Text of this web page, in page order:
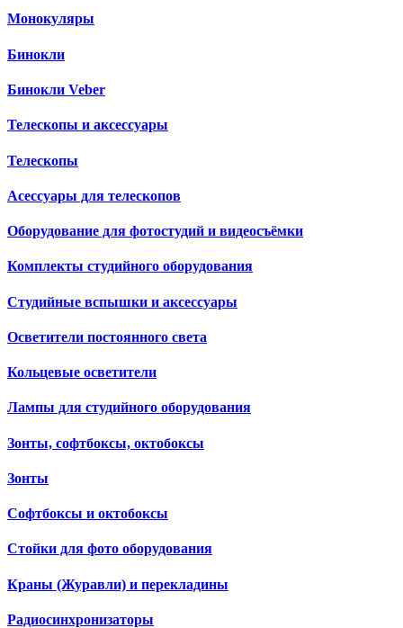
Монокуляры
Бинокли
Бинокли Veber
Телескопы и аксессуары
Телескопы
Асессуары для телескопов
Оборудование для фотостудий и видеосъёмки
Комплекты студийного оборудования
Студийные вспышки и аксессуары
Осветители постоянного света
Кольцевые осветители
Лампы для студийного оборудования
Зонты, софтбоксы, октобоксы
Зонты
Софтбоксы и октобоксы
Стойки для фото оборудования
Краны (Журавли) и перекладины
Радиосинхронизаторы